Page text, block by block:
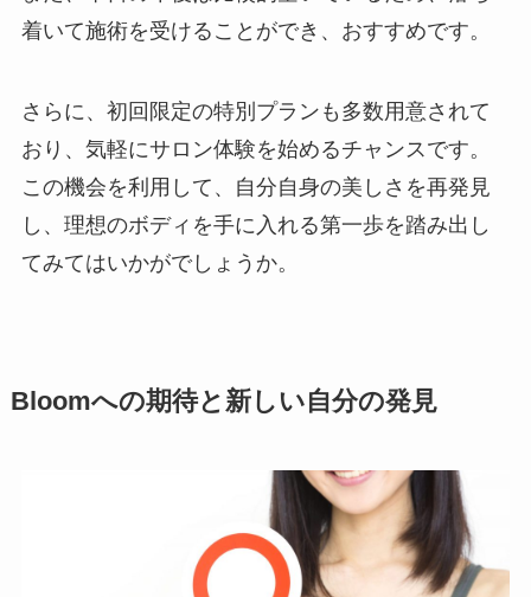
着いて施術を受けることができ、おすすめです。
さらに、初回限定の特別プランも多数用意されて
おり、気軽にサロン体験を始めるチャンスです。
この機会を利用して、自分自身の美しさを再発見
し、理想のボディを手に入れる第一歩を踏み出し
てみてはいかがでしょうか。
Bloomへの期待と新しい自分の発見